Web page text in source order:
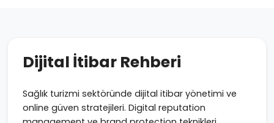
Dijital İtibar Rehberi
Sağlık turizmi sektöründe dijital itibar yönetimi ve
online güven stratejileri. Digital reputation